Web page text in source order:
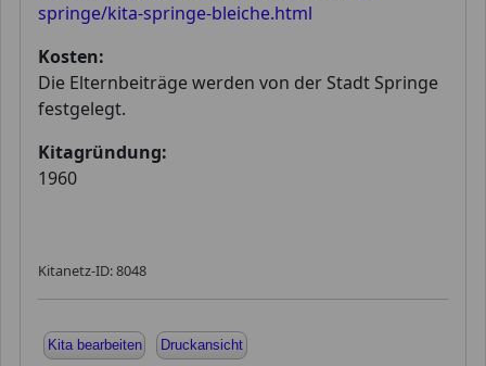
springe/kita-springe-bleiche.html
Kosten:
Die Elternbeiträge werden von der Stadt Springe
festgelegt.
Kitagründung:
1960
Kitanetz-ID: 8048
Kita bearbeiten Druckansicht